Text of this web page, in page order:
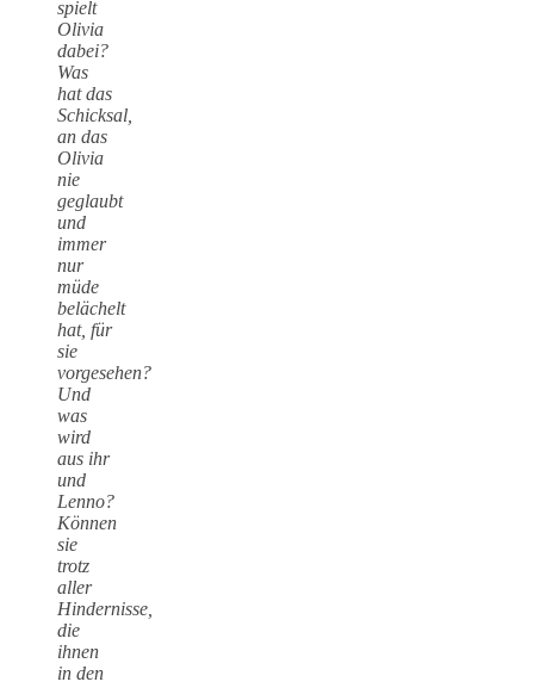
spielt
Olivia
dabei?
Was
hat das
Schicksal,
an das
Olivia
nie
geglaubt
und
immer
nur
müde
belächelt
hat, für
sie
vorgesehen?
Und
was
wird
aus ihr
und
Lenno?
Können
sie
trotz
aller
Hindernisse,
die
ihnen
in den